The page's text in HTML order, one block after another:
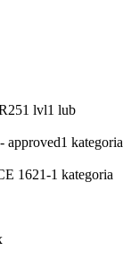
lvl1 lub
approved1 kategoria
1621-1 kategoria